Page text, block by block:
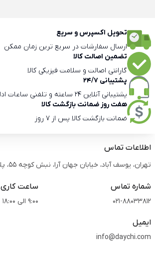
تحویل اکسپرس و سریع
ارسال سفارشات در سریع ترین زمان ممکن
تضمین اصالت کالا
گارانتی اصالت و سلامت فیزیکی کالا
پشتیبانی 24/7
پشتیبانی آنلاین 24 ساعته و تلفنی ساعات اداری
هفت روز ضمانت بازگشت کالا
ضمانت بازگشت کالا پس از 7 روز
اطلاعات تماس
تهران، یوسف آباد، خیابان جهان آرا، نبش کوچه 55، پلاک 162
شماره تماس
021-88033812
ساعت کاری
9:00 الی 18:00
ایمیل
info@daychi.com